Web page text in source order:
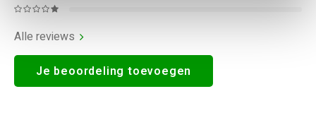
Alle reviews
Je beoordeling toevoegen